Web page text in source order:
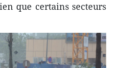
que certains secteurs